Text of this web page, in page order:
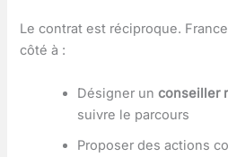
Le contrat est réciproque.
côté à :
Désigner unconseiller
suivre le parcours
Proposer des actions